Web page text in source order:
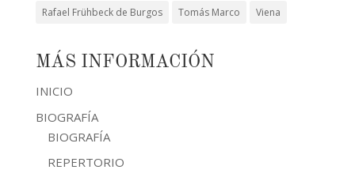
Rafael Frühbeck de Burgos
Tomás Marco Viena
MÁS INFORMACIÓN
INICIO
BIOGRAFÍA
BIOGRAFÍA
REPERTORIO